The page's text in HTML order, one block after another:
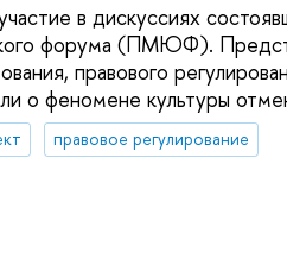
в дискуссиях
форума (ПМЮФ).
правового
о феномене культуры
правовое регулирование